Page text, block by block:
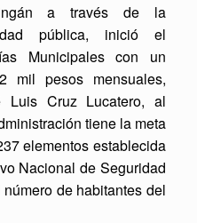
a través de la
pública, inició el
Municipales con un
mil pesos mensuales,
Luis Cruz Lucatero, al
tiene la meta
elementos establecida
Nacional de Seguridad
de habitantes del